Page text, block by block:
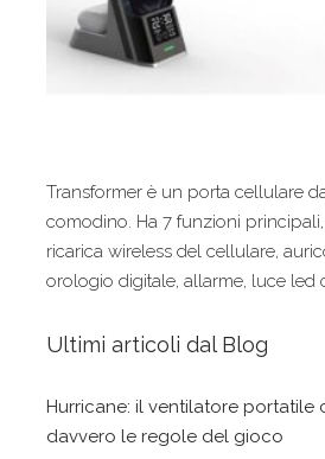
Transformer è un porta cellulare
comodino. Ha 7 funzioni
ricarica wireless del cellulare,
orologio digitale, allarme, luce led
Ultimi articoli dal Blog
Hurricane: il ventilatore portatile
davvero le regole del gioco